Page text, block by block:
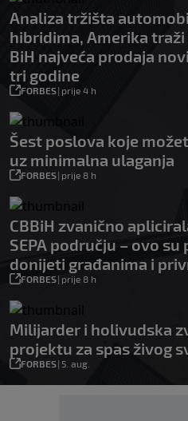
Analiza tržišta
hibridima, Amerika
BiH najveća prodaja
tri godine
FORBES| prije 4 h
Šest poslova koje
uz minimalna ulaganja
FORBES| prije 8 h
CBBiH zvanično
SEPA području – ovo
donijeti građanima i
FORBES| prije 8 h
Milijarder i holivudska
projektu za spas živog
FORBES| 5. aug.